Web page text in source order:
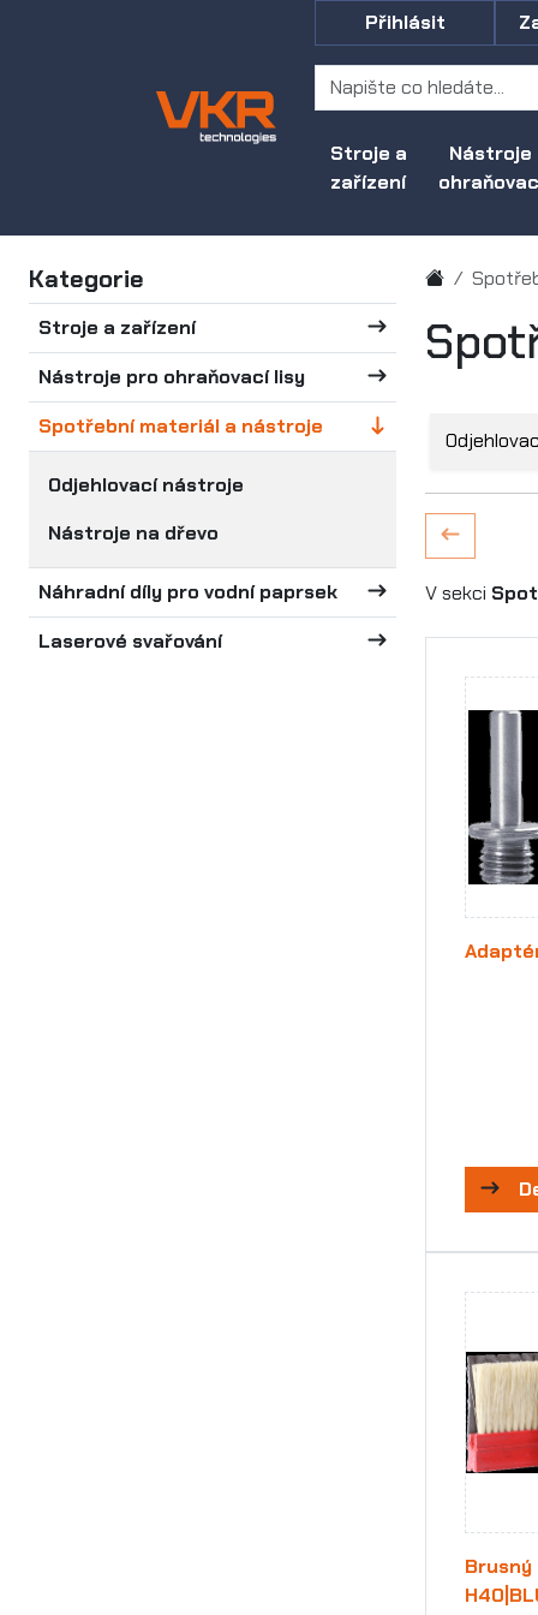
Stroje a
zařízení
Nástroje
Přihlásit
Kategorie
Stroje a zařízení
Nástroje pro ohraňovací lisy
Spotřební materiál a nástroje
Odjehlovací nástroje
Nástroje na dřevo
Náhradní díly pro vodní paprsek
Laserové svařování
V sekci
Brusný